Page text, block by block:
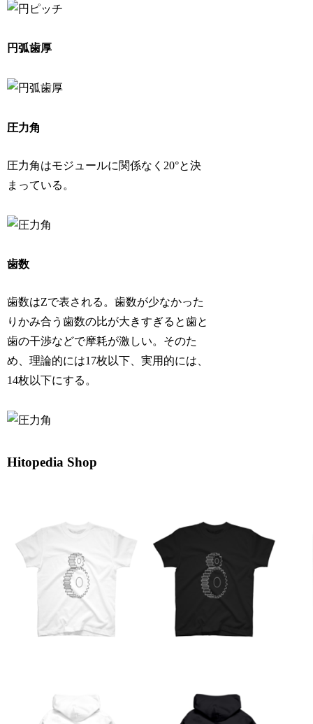
円弧歯厚
圧力角
圧力角はモジュールに関係なく20°と決
まっている。
歯数
歯数はZで表される。歯数が少なかった
りかみ合う歯数の比が大きすぎると歯と
歯の干渉などで摩耗が激しい。そのた
め、理論的には17枚以下、実用的には、
14枚以下にする。
Hitopedia Shop